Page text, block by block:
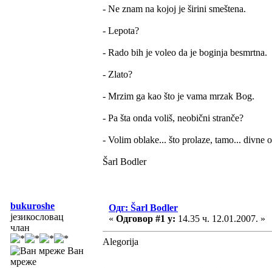
- Ne znam na kojoj je širini smeštena.
- Lepota?
- Rado bih je voleo da je boginja besmrtna.
- Zlato?
- Mrzim ga kao što je vama mrzak Bog.
- Pa šta onda voliš, neobični stranče?
- Volim oblake... što prolaze, tamo... divne
Šarl Bodler
bukuroshe
језикословац
члан
Ван
мреже
Одг: Šarl Bodler
« Одговор #1 у: 14.35 ч. 12.01.2007. »
Alegorija